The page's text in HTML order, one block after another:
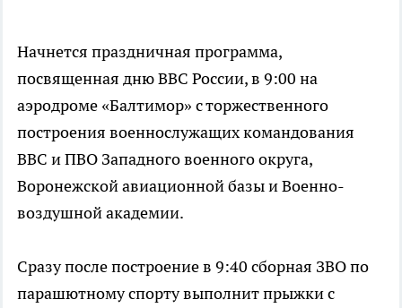
Начнется праздничная программа,
посвященная дню ВВС России, в 9:00 на
аэродроме «Балтимор» с торжественного
построения военнослужащих командования
ВВС и ПВО Западного военного округа,
Воронежской авиационной базы и Военно-
воздушной академии.
Сразу после построение в 9:40 сборная ЗВО по
парашютному спорту выполнит прыжки с